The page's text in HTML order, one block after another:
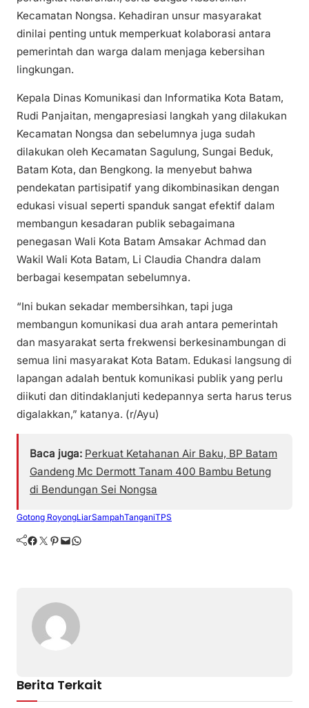
Kecamatan Nongsa. Kehadiran unsur masyarakat
dinilai penting untuk memperkuat kolaborasi antara
pemerintah dan warga dalam menjaga kebersihan
lingkungan.
Kepala Dinas Komunikasi dan Informatika Kota Batam,
Rudi Panjaitan, mengapresiasi langkah yang dilakukan
Kecamatan Nongsa dan sebelumnya juga sudah
dilakukan oleh Kecamatan Sagulung, Sungai Beduk,
Batam Kota, dan Bengkong. Ia menyebut bahwa
pendekatan partisipatif yang dikombinasikan dengan
edukasi visual seperti spanduk sangat efektif dalam
membangun kesadaran publik sebagaimana
penegasan Wali Kota Batam Amsakar Achmad dan
Wakil Wali Kota Batam, Li Claudia Chandra dalam
berbagai kesempatan sebelumnya.
“Ini bukan sekadar membersihkan, tapi juga
membangun komunikasi dua arah antara pemerintah
dan masyarakat serta frekwensi berkesinambungan di
semua lini masyarakat Kota Batam. Edukasi langsung di
lapangan adalah bentuk komunikasi publik yang perlu
diikuti dan ditindaklanjuti kedepannya serta harus terus
digalakkan,” katanya. (r/Ayu)
Baca juga: Perkuat Ketahanan Air Baku, BP Batam
Gandeng Mc Dermott Tanam 400 Bambu Betung
di Bendungan Sei Nongsa
Gotong RoyongLiarSampahTanganiTPS
Facebook Twitter Pinterest Mail WhatsApp
Berita Terkait